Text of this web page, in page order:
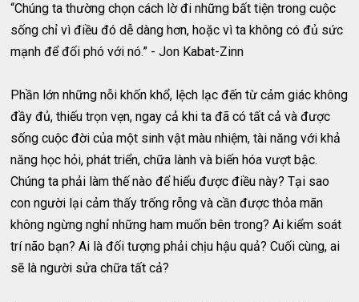
“Chúng ta thường chọn cách lờ đi những bất tiện trong cuộc
sống chỉ vì điều đó dễ dàng hơn, hoặc vì ta không có đủ sức
mạnh để đối phó với nó.” - Jon Kabat-Zinn
Phần lớn những nỗi khốn khổ, lệch lạc đến từ cảm giác không
đầy đủ, thiếu trọn vẹn, ngay cả khi ta đã có tất cả và được
sống cuộc đời của một sinh vật màu nhiệm, tài năng với khả
năng học hỏi, phát triển, chữa lành và biến hóa vượt bậc.
Chúng ta phải làm thế nào để hiểu được điều này? Tại sao
con người lại cảm thấy trống rỗng và cần được thỏa mãn
không ngừng nghỉ những ham muốn bên trong? Ai kiểm soát
trí não bạn? Ai là đối tượng phải chịu hậu quả? Cuối cùng, ai
sẽ là người sửa chữa tất cả?